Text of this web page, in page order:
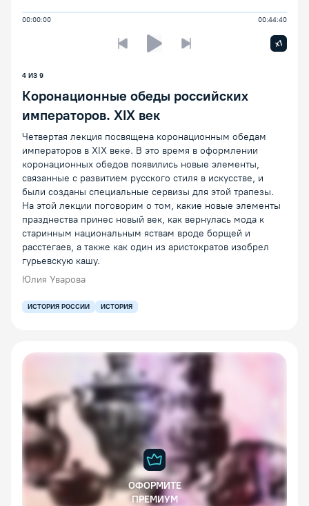
00:00:00 00:44:40
Предыдущая лекцияСледующая лекция
x1
4 ИЗ 9
Коронационные обеды российских
императоров. XIX век
Четвертая лекция посвящена коронационным обедам
императоров в XIX веке. В это время в оформлении
коронационных обедов появились новые элементы,
связанные с развитием русского стиля в искусстве, и
были созданы специальные сервизы для этой трапезы.
На этой лекции поговорим о том, какие новые элементы
празднества принес новый век, как вернулась мода к
старинным национальным яствам вроде борщей и
расстегаев, а также как один из аристократов изобрел
гурьевскую кашу.
Юлия Уварова
ИСТОРИЯ РОССИИ ИСТОРИЯ
ОФОРМИТЕ
ПРЕМИУМ